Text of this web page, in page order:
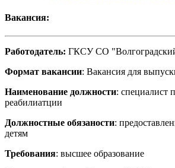
Вакансия:
Работодатель: ГКСУ СО
Формат вакансии: Вакансия для
Наименование должности: специалист
реабилиатции
Должностные обязаности:
детям
Требования: высшее образование